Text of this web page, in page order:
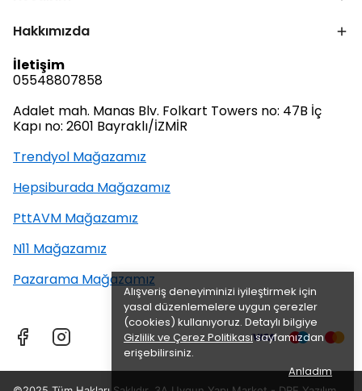
Alışveriş deneyiminizi iyileştirmek için
yasal düzenlemelere uygun çerezler
(cookies) kullanıyoruz. Detaylı bilgiye
Gizlilik ve Çerez Politikasısayfamızdan
erişebilirsiniz.
Anladım
Hakkımızda
İletişim
05548807858
Adalet mah. Manas Blv. Folkart Towers no: 47B İç
Kapı no: 2601 Bayraklı/İZMİR
Trendyol Mağazamız
Hepsiburada Mağazamız
PttAVM Mağazamız
N11 Mağazamız
Pazarama Mağazamız